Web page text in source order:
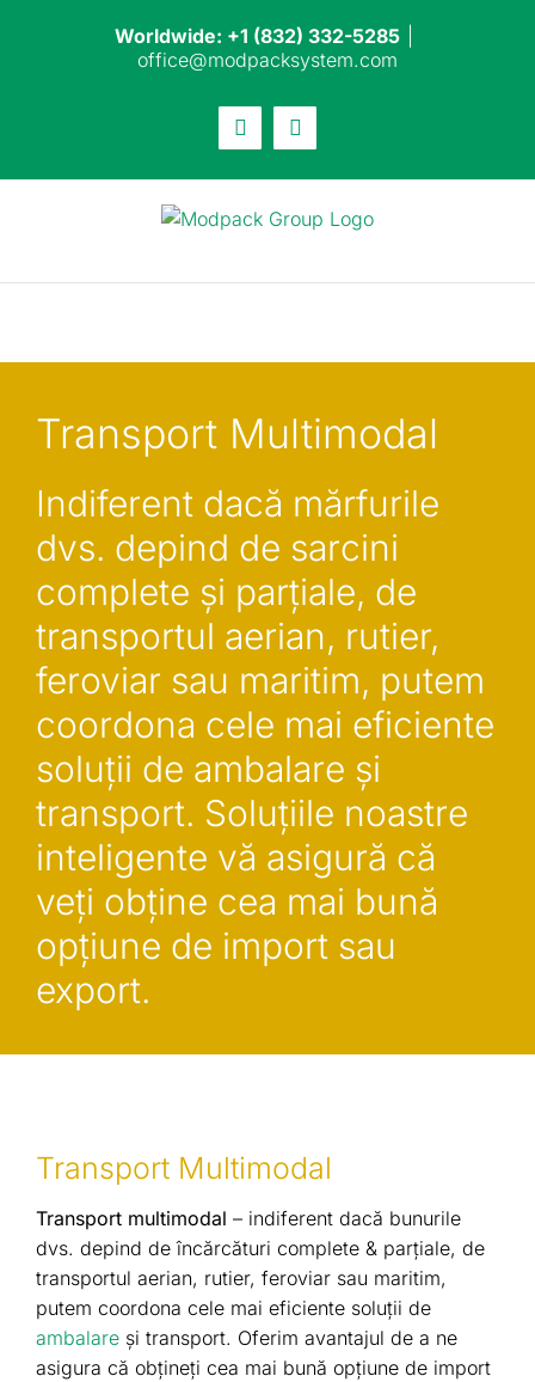
Worldwide: +1 (832) 332-5285
office@modpacksystem.com
Email LinkedIn
Transport Multimodal
Indiferent dacă mărfurile
dvs. depind de sarcini
complete și parțiale, de
transportul aerian, rutier,
feroviar sau maritim, putem
coordona cele mai eficiente
soluții de ambalare și
transport. Soluțiile noastre
inteligente vă asigură că
veți obține cea mai bună
opțiune de import sau
export.
Transport Multimodal
Transport multimodal – indiferent dacă bunurile
dvs. depind de încărcături complete & parțiale, de
transportul aerian, rutier, feroviar sau maritim,
putem coordona cele mai eficiente soluții de
ambalare și transport. Oferim avantajul de a ne
asigura că obțineți cea mai bună opțiune de import